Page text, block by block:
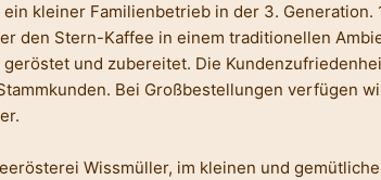
kleiner Familienbetrieb in der 3.
den Stern-Kaffee in einem traditionellen
und zubereitet. Die
Bei Großbestellungen verfügen
Wissmüller, im kleinen und